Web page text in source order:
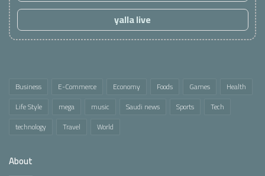
yalla live
Business E-Commerce Economy Foods Games
Health
Life Style
mega music Saudi news Sports
Tech
technology
Travel World
About